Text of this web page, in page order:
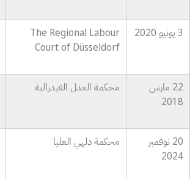
3 يونيو 2020
The Regional Labour
Court of Düsseldorf
22 مارس
2018
محكمة العدل الفيدرالية
20 نوفمبر
2024
محكمة دلهي العليا